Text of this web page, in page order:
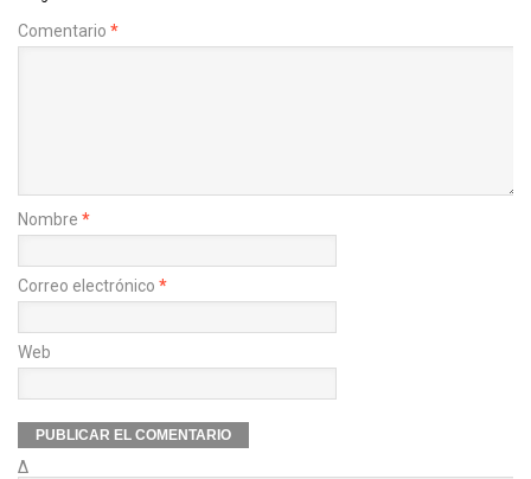
Comentario *
Nombre *
Correo electrónico *
Web
Δ